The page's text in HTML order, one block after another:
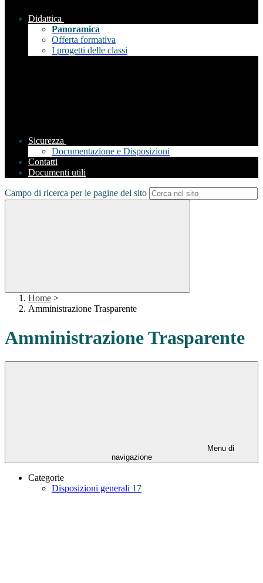
Didattica
Panoramica
Offerta formativa
I progetti delle classi
Sicurezza
Documentazione e Disposizioni
Contatti
Documenti utili
Campo di ricerca per le pagine del sito
Home >
Amministrazione Trasparente
Amministrazione Trasparente
Menu di
navigazione
Categorie
Disposizioni generali 17